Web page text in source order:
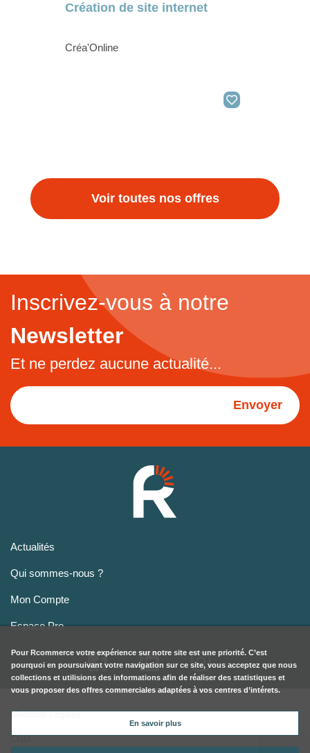
Création de site internet
Créa'Online
Voir toutes nos offres
Inscrivez-vous à notre
Newsletter
Et ne perdez aucune actualité...
Envoyer
Actualités
Qui sommes-nous ?
Mon Compte
Espace Pro
Mentions Légales
CGU
Pour Rcommerce votre expérience sur notre site est une priorité. C’est
pourquoi en poursuivant votre navigation sur ce site, vous acceptez que nous
collections et utilisions des informations afin de réaliser des statistiques et
vous proposer des offres commerciales adaptées à vos centres d’intérets.
En savoir plus